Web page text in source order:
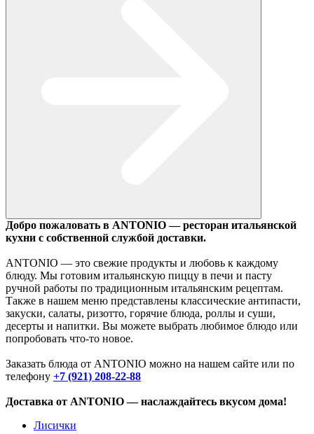
Добро пожаловать в ANTONIO — ресторан итальянской
кухни с собственной службой доставки.
ANTONIO — это свежие продукты и любовь к каждому
блюду. Мы готовим итальянскую пиццу в печи и пасту
ручной работы по традиционным итальянским рецептам.
Также в нашем меню представлены классические антипасти,
закуски, салаты, ризотто, горячие блюда, роллы и суши,
десерты и напитки. Вы можете выбрать любимое блюдо или
попробовать что-то новое.
Заказать блюда от ANTONIO можно на нашем сайте или по
телефону +7 (921) 208-22-88
Доставка от ANTONIO — наслаждайтесь вкусом дома!
Лисички